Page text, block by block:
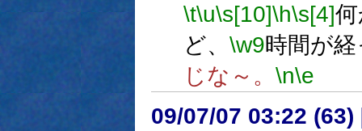
\t\u\s[10]\h\s[4]
ど、 \w9時間が
じな～。 \n\e
09/07/07 03:22 (63)